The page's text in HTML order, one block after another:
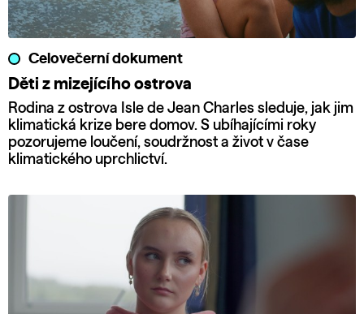
Celovečerní dokument
Děti z mizejícího ostrova
Rodina z ostrova Isle de Jean Charles sleduje, jak jim
klimatická krize bere domov. S ubíhajícími roky
pozorujeme loučení, soudržnost a život v čase
klimatického uprchlictví.